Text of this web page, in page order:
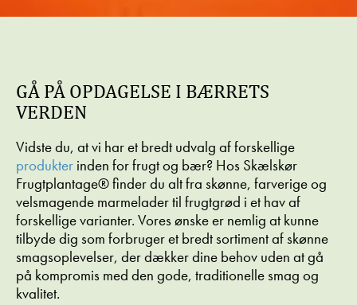
GÅ PÅ OPDAGELSE I BÆRRETS
VERDEN
Vidste du, at vi har et bredt udvalg af forskellige
produkter inden for frugt og bær? Hos Skælskør
Frugtplantage® finder du alt fra skønne, farverige og
velsmagende marmelader til frugtgrød i et hav af
forskellige varianter. Vores ønske er nemlig at kunne
tilbyde dig som forbruger et bredt sortiment af skønne
smagsoplevelser, der dækker dine behov uden at gå
på kompromis med den gode, traditionelle smag og
kvalitet.